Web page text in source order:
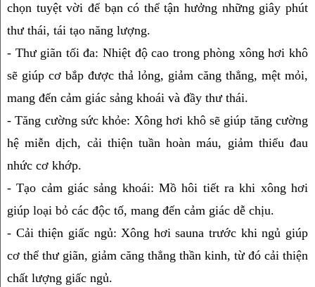
chọn tuyệt vời để bạn có thể tận hưởng những giây phút
thư thái, tái tạo năng lượng.
- Thư giãn tối đa: Nhiệt độ cao trong phòng xông hơi khô
sẽ giúp cơ bắp được thả lỏng, giảm căng thẳng, mệt mỏi,
mang đến cảm giác sảng khoái và đầy thư thái.
- Tăng cường sức khỏe: Xông hơi khô sẽ giúp tăng cường
hệ miễn dịch, cải thiện tuần hoàn máu, giảm thiểu đau
nhức cơ khớp.
- Tạo cảm giác sảng khoái: Mồ hôi tiết ra khi xông hơi
giúp loại bỏ các độc tố, mang đến cảm giác dễ chịu.
- Cải thiện giấc ngủ: Xông hơi sauna trước khi ngủ giúp
cơ thể thư giãn, giảm căng thẳng thần kinh, từ đó cải thiện
chất lượng giấc ngủ.